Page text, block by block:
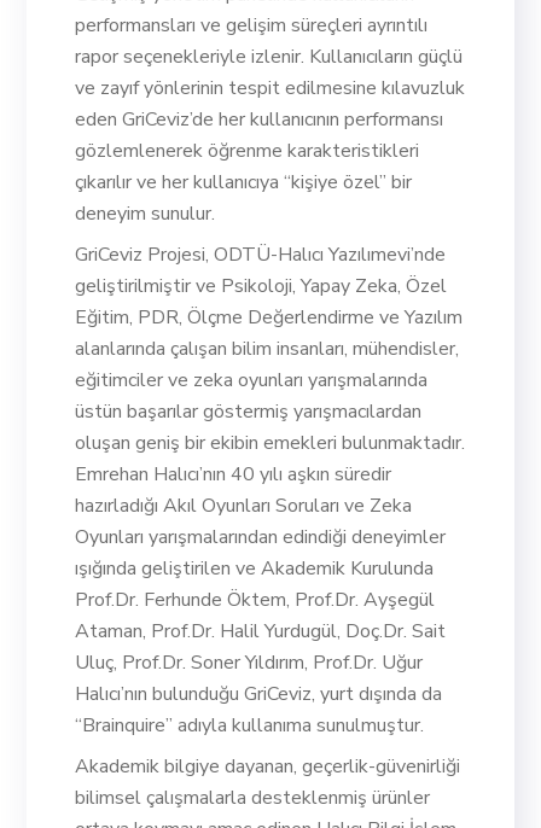
performansları ve gelişim süreçleri ayrıntılı
rapor seçenekleriyle izlenir. Kullanıcıların güçlü
ve zayıf yönlerinin tespit edilmesine kılavuzluk
eden GriCeviz’de her kullanıcının performansı
gözlemlenerek öğrenme karakteristikleri
çıkarılır ve her kullanıcıya “kişiye özel” bir
deneyim sunulur.
GriCeviz Projesi, ODTÜ-Halıcı Yazılımevi’nde
geliştirilmiştir ve Psikoloji, Yapay Zeka, Özel
Eğitim, PDR, Ölçme Değerlendirme ve Yazılım
alanlarında çalışan bilim insanları, mühendisler,
eğitimciler ve zeka oyunları yarışmalarında
üstün başarılar göstermiş yarışmacılardan
oluşan geniş bir ekibin emekleri bulunmaktadır.
Emrehan Halıcı’nın 40 yılı aşkın süredir
hazırladığı Akıl Oyunları Soruları ve Zeka
Oyunları yarışmalarından edindiği deneyimler
ışığında geliştirilen ve Akademik Kurulunda
Prof.Dr. Ferhunde Öktem, Prof.Dr. Ayşegül
Ataman, Prof.Dr. Halil Yurdugül, Doç.Dr. Sait
Uluç, Prof.Dr. Soner Yıldırım, Prof.Dr. Uğur
Halıcı’nın bulunduğu GriCeviz, yurt dışında da
“Brainquire” adıyla kullanıma sunulmuştur.
Akademik bilgiye dayanan, geçerlik-güvenirliği
bilimsel çalışmalarla desteklenmiş ürünler